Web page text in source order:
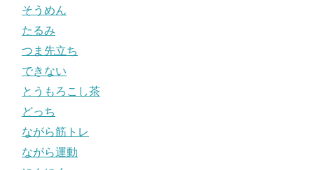
そうめん
たるみ
つま先立ち
できない
とうもろこし茶
どっち
ながら筋トレ
ながら運動